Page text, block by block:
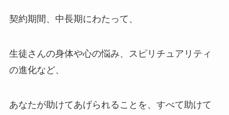
契約期間、中長期にわたって、
生徒さんの身体や心の悩み、スピリチュアリティ
の進化など、
あなたが助けてあげられることを、すべて助けて